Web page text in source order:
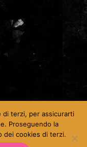
di terzi, per assicurarti
Proseguendo la
dei cookies di terzi.